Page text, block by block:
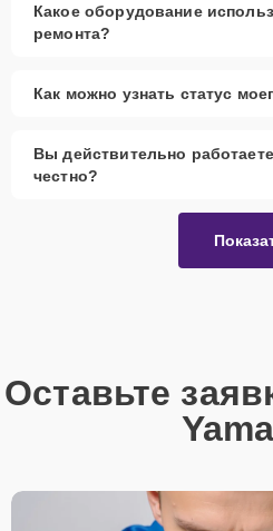
Какое оборудование
ремонта?
Как можно узнать статус
Вы действительно
честно?
Оставьте